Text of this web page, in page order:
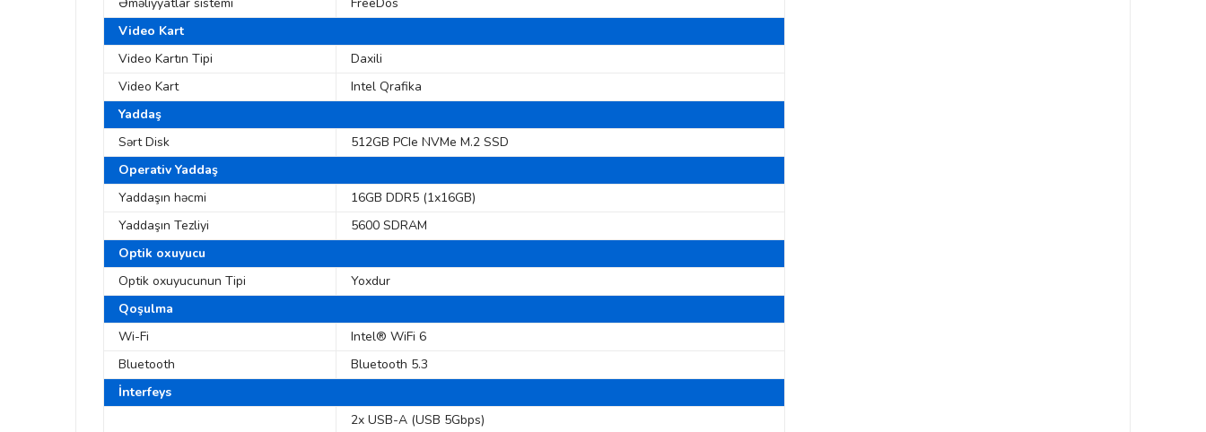
Video Kart
Video Kartın Tipi
Daxili
Video Kart
Intel Qrafika
Yaddaş
Sərt Disk
512GB PCIe NVMe M.2 SSD
Operativ Yaddaş
Yaddaşın həcmi
16GB DDR5 (1x16GB)
Yaddaşın Tezliyi
5600 SDRAM
Optik oxuyucu
Optik oxuyucunun Tipi
Yoxdur
Qoşulma
Wi-Fi
Intel® WiFi 6
Bluetooth
Bluetooth 5.3
İnterfeys
2x USB-A (USB 5Gbps)